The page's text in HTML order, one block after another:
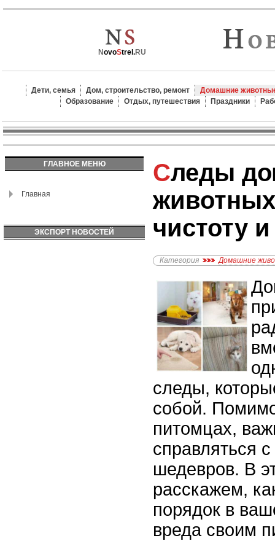
NovoStrel.RU
Дети, семья Дом, строительство, ремонт
Домашние
Образование
Отдых, путешествия Праздники
ГЛАВНОЕ МЕНЮ
Главная
ЭКСПОРТ НОВОСТЕЙ
Следы домашних
чистоту
Категория Домашние
следы,
собой.
питомцах,
справляться
шедевров. В
расскажем,
порядок в
вреда своим